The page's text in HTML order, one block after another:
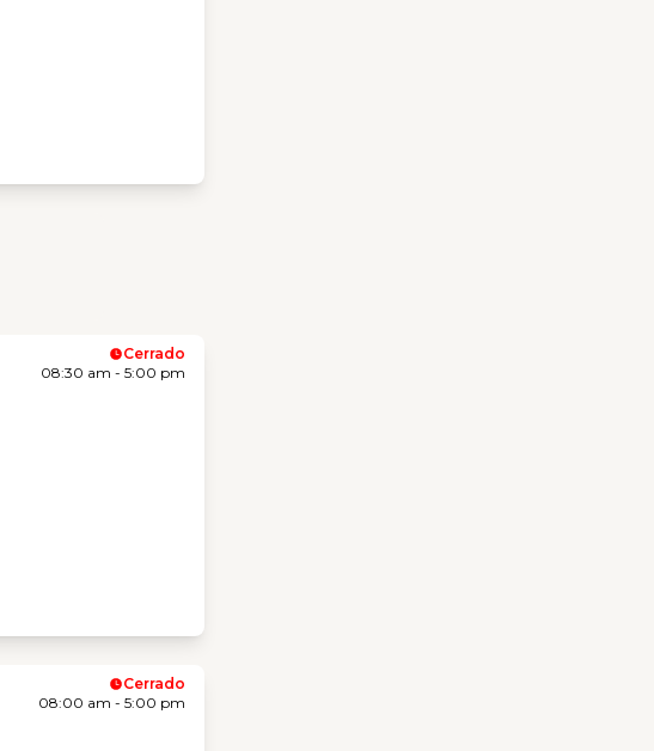
Cerrado
08:30 am - 5:00 pm
Cerrado
08:00 am - 5:00 pm